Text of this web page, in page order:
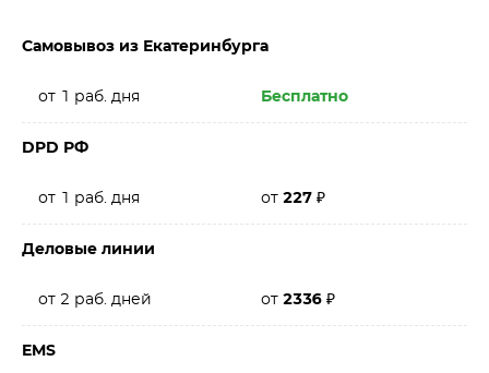
Самовывоз из Екатеринбурга
от 1 раб. дня Бесплатно
DPD РФ
от 1 раб. дня от 227 ₽
Деловые линии
от 2 раб. дней от 2336 ₽
EMS